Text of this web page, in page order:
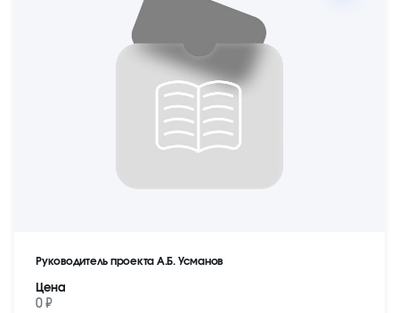
Руководитель проекта А.Б. Усманов
Цена
0 ₽